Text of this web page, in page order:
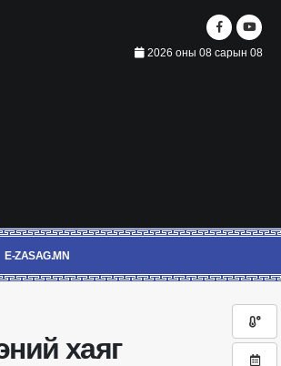
2026 оны 08 сарын 08
E-ZASAG.MN
хаяг